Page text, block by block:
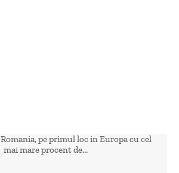
Romania, pe primul loc in Europa cu cel
mai mare procent de...